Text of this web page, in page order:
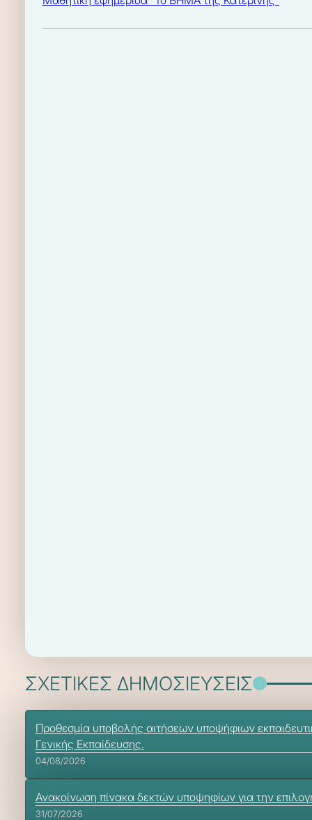
ΣΧΕΤΙΚΕΣ ΔΗΜΟΣΙΕΥΣΕΙΣ
Προθεσμία υποβολής αιτήσεων υποψήφιων
Γενικής Εκπαίδευσης.
04/08/2026
Ανακοίνωση πίνακα δεκτών υποψηφίων για την
31/07/2026